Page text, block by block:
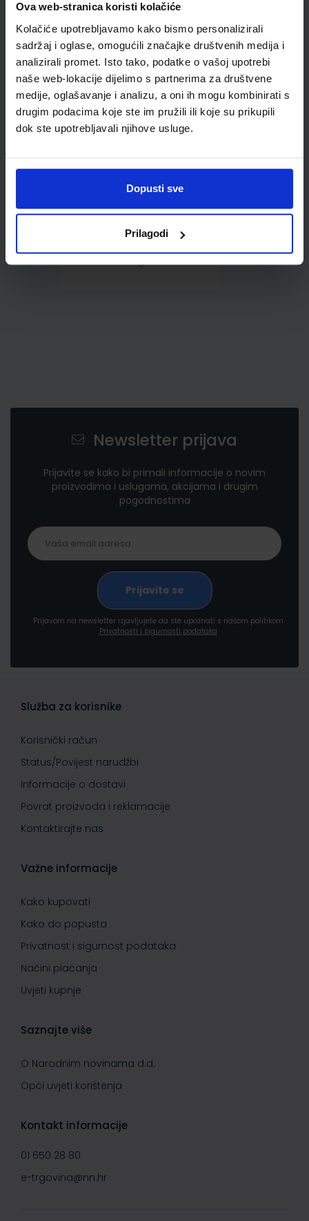
Ova web-stranica koristi kolačiće
Kolačiće upotrebljavamo kako bismo personalizirali
sadržaj i oglase, omogućili značajke društvenih medija i
analizirali promet. Isto tako, podatke o vašoj upotrebi
naše web-lokacije dijelimo s partnerima za društvene
medije, oglašavanje i analizu, a oni ih mogu kombinirati s
drugim podacima koje ste im pružili ili koje su prikupili
dok ste upotrebljavali njihove usluge.
Dopusti sve
Prilagodi
Omot PVC za školske
udžbenike; dimenzije
433x304; tip 164
0,85 €
Newsletter prijava
Prijavite se kako bi primali informacije o novim
proizvodima i uslugama, akcijama i drugim
pogodnostima
Prijavom na newsletter izjavljujete da ste upoznati s našom politikom
Privatnosti i sigurnosti podataka
Služba za korisnike
Korisnički račun
Status/Povijest narudžbi
Informacije o dostavi
Povrat proizvoda i reklamacije
Kontaktirajte nas
Važne informacije
Kako kupovati
Kako do popusta
Privatnost i sigurnost podataka
Načini plaćanja
Uvjeti kupnje
Saznajte više
O Narodnim novinama d.d.
Opći uvjeti korištenja
Kontakt informacije
01 650 28 80
e-trgovina@nn.hr